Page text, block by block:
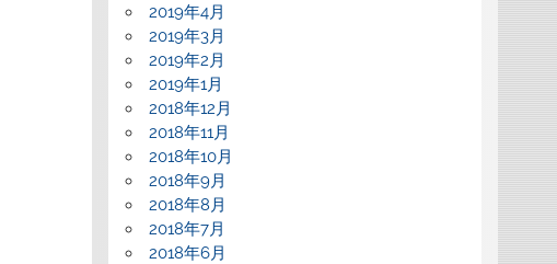
2019年4月
2019年3月
2019年2月
2019年1月
2018年12月
2018年11月
2018年10月
2018年9月
2018年8月
2018年7月
2018年6月